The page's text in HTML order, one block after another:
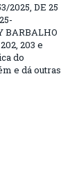
2025, DE 25
BARBALHO
203 e
do
e dá outras